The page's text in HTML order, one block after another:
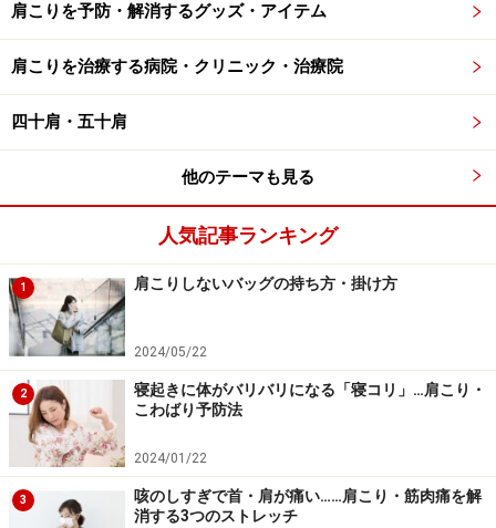
善させていきます。また、顔の腫れぼったい状態は、つ
ため、お酒の飲み方にも気をつけたいものです。
テレビを見ながらできる楽々肩こり体操
」をご覧くだ
さい。
■好きな香りで簡単ホットパック
タオルが冷めたら再度、レンジで温め2～3回顔に当てましょ
う
濡らしたタオルを電子レンジで約1分間温めます。その
ままでも良いですが、好きな香りのエッセンシャルオイ
肩こりを予防・解消するグッズ・アイテム
肩こりを治療する病院・クリニック・治療院
四十肩・五十肩
他のテーマも見る
人気記事ランキング
1 肩こりしないバッグの持ち方・掛け方
2024/05/22
2
寝起きに体がバリバリになる「寝コリ」…肩こり・
こわばり予防法
2024/01/22
3
咳のしすぎで首・肩が痛い……肩こり・筋肉痛を解
消する3つのストレッチ